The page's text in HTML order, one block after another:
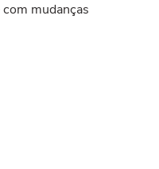
mudanças